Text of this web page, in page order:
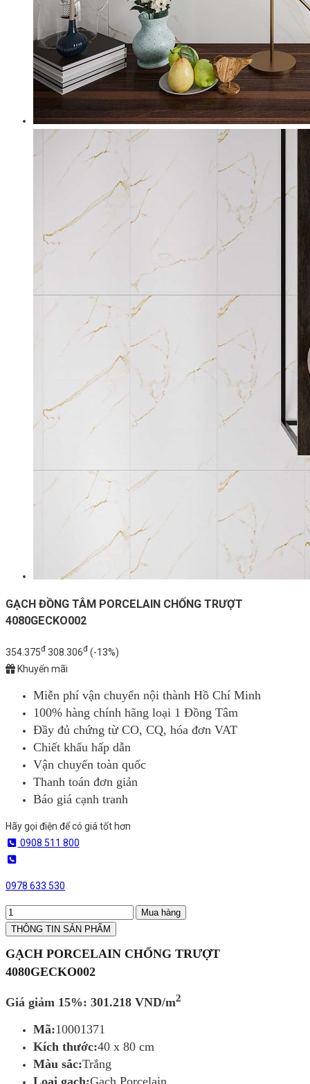
GẠCH ĐỒNG TÂM PORCELAIN CHỐNG TRƯỢT
4080GECKO002
354.375đ 308.306đ (-13%)
Khuyến mãi
Miễn phí vận chuyển nội thành Hồ Chí Minh
100% hàng chính hãng loại 1 Đồng Tâm
Đầy đủ chứng từ CO, CQ, hóa đơn VAT
Chiết khấu hấp dẫn
Vận chuyển toàn quốc
Thanh toán đơn giản
Báo giá cạnh tranh
Hãy gọi điện để có giá tốt hơn
0908 511 800
0978 633 530
Mua hàng
THÔNG TIN SẢN PHẨM
GẠCH PORCELAIN CHỐNG TRƯỢT
4080GECKO002
Giá giảm 15%: 301.218 VND/m2
Mã:10001371
Kích thước:40 x 80 cm
Màu sắc:Trắng
Loại gạch:Gạch Porcelain